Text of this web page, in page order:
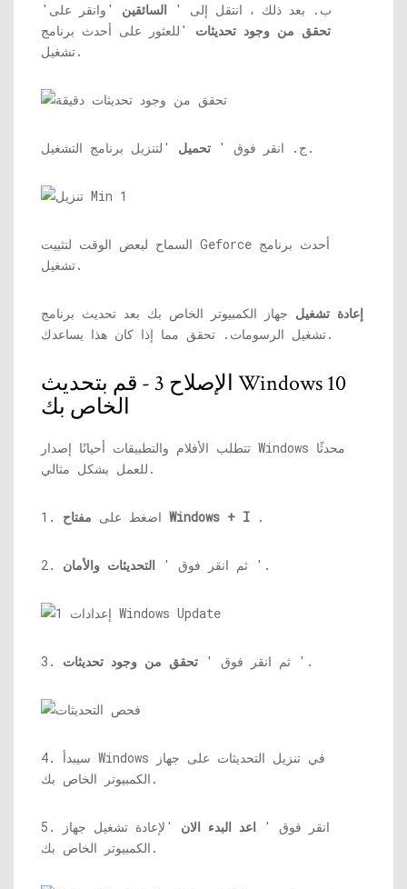
ب. بعد ذلك ، انتقل إلى ' السائقين 'وانقر على'
تحقق من وجود تحديثات 'للعثور على أحدث برنامج
تشغيل.
ج. انقر فوق ' تحميل 'لتنزيل برنامج التشغيل.
السماح لبعض الوقت لتثبيت Geforce أحدث برنامج
تشغيل.
إعادة تشغيل جهاز الكمبيوتر الخاص بك بعد تحديث برنامج
تشغيل الرسومات. تحقق مما إذا كان هذا يساعدك.
الإصلاح 3 - قم بتحديث Windows 10
الخاص بك
تتطلب الأفلام والتطبيقات أحيانًا إصدار Windows محدثًا
للعمل بشكل مثالي.
1. اضغط على مفتاح Windows + I .
2. ثم انقر فوق ' التحديثات والأمان '.
3. ثم انقر فوق ' تحقق من وجود تحديثات '.
4. سيبدأ Windows في تنزيل التحديثات على جهاز
الكمبيوتر الخاص بك.
5. انقر فوق ' اعد البدء الان 'لإعادة تشغيل جهاز
الكمبيوتر الخاص بك.